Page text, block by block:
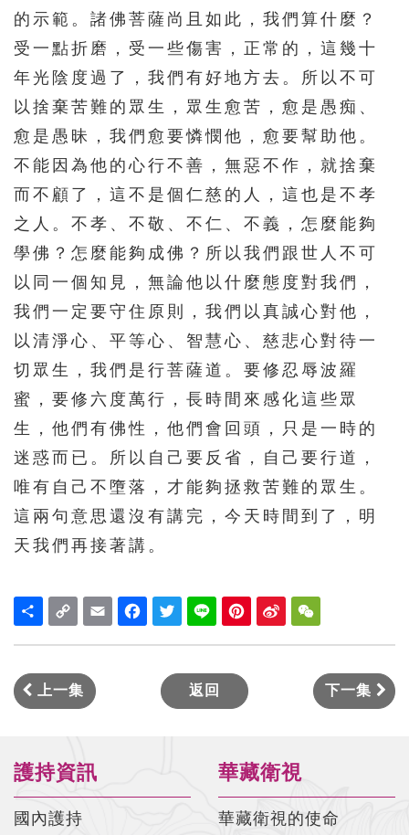
的示範。諸佛菩薩尚且如此，我們算什麼？
受一點折磨，受一些傷害，正常的，這幾十
年光陰度過了，我們有好地方去。所以不可
以捨棄苦難的眾生，眾生愈苦，愈是愚痴、
愈是愚昧，我們愈要憐憫他，愈要幫助他。
不能因為他的心行不善，無惡不作，就捨棄
而不顧了，這不是個仁慈的人，這也是不孝
之人。不孝、不敬、不仁、不義，怎麼能夠
學佛？怎麼能夠成佛？所以我們跟世人不可
以同一個知見，無論他以什麼態度對我們，
我們一定要守住原則，我們以真誠心對他，
以清淨心、平等心、智慧心、慈悲心對待一
切眾生，我們是行菩薩道。要修忍辱波羅
蜜，要修六度萬行，長時間來感化這些眾
生，他們有佛性，他們會回頭，只是一時的
迷惑而已。所以自己要反省，自己要行道，
唯有自己不墮落，才能夠拯救苦難的眾生。
這兩句意思還沒有講完，今天時間到了，明
天我們再接著講。
Share
Link
Email FacebookTwitter Line Pinterest Sina
Weibo
上一集 返回 下一集
護持資訊
國內護持
華藏衛視
華藏衛視的使命